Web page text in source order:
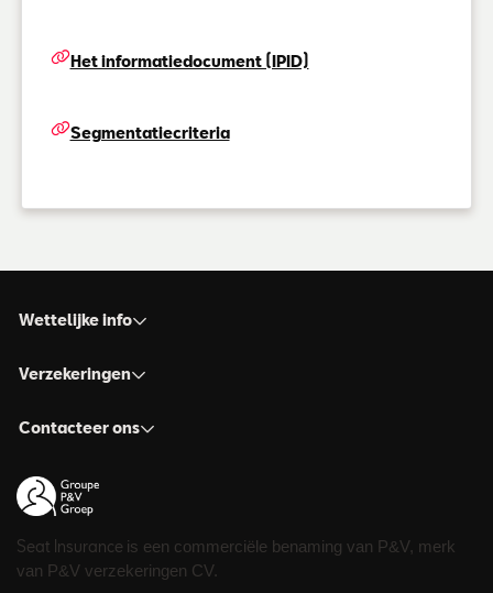
Het informatiedocument (IPID)
Segmentatiecriteria
Wettelijke info
Verzekeringen
Contacteer ons
Seat Insurance is een commerciële benaming van P&V, merk
van P&V verzekeringen CV.